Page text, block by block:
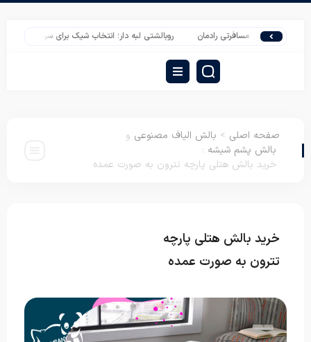
های مسافرتی رادمان روبالشتی لبه دار؛ انتخاب شیک برای سرویس خواب
صفحه اصلی > بالش الیاف مصنوعی و
بالش پشم شیشه :
خرید بالش هتلی پارچه تترون به صورت عمده
خرید بالش هتلی پارچه
تترون به صورت عمده